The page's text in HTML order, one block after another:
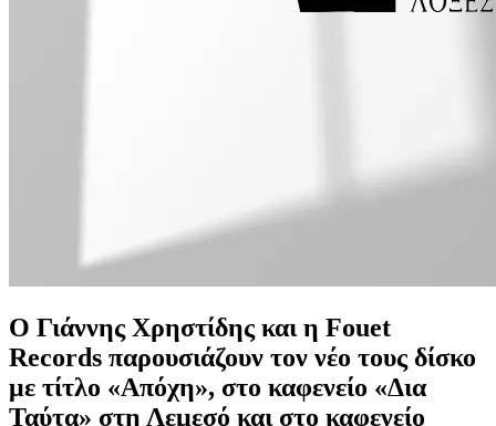
Ο Γιάννης Χρηστίδης και η Fouet
Records παρουσιάζουν τον νέο τους δίσκο
με τίτλο «Απόχη», στο καφενείο «Δια
Ταύτα» στη Λεμεσό και στο καφενείο